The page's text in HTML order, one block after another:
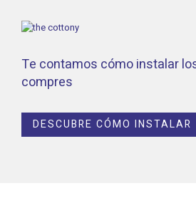
Te contamos cómo instalar
compres
DESCUBRE CÓMO INSTALAR